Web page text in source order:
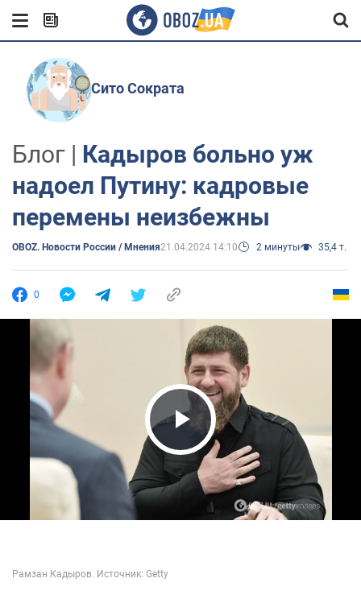
Сито Сократа
Блог | Кадыров больно уж
надоел Путину: кадровые
перемены неизбежны
OBOZ. Новости России / Мнения21.04.2024 14:10 2 минуты 35,4 т.
0
Play Video